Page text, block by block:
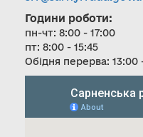
Години роботи:
пн-чт: 8:00 - 17:00
пт: 8:00 - 15:45
Обідня перерва: 13:00